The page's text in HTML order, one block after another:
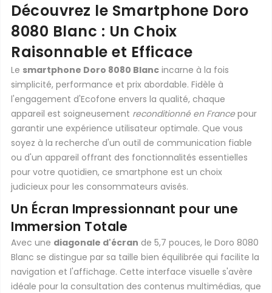
Découvrez le Smartphone Doro
8080 Blanc : Un Choix
Raisonnable et Efficace
Le smartphone Doro 8080 Blanc incarne à la fois
simplicité, performance et prix abordable. Fidèle à
l'engagement d'Ecofone envers la qualité, chaque
appareil est soigneusement reconditionné en France pour
garantir une expérience utilisateur optimale. Que vous
soyez à la recherche d'un outil de communication fiable
ou d'un appareil offrant des fonctionnalités essentielles
pour votre quotidien, ce smartphone est un choix
judicieux pour les consommateurs avisés.
Un Écran Impressionnant pour une
Immersion Totale
Avec une diagonale d'écran de 5,7 pouces, le Doro 8080
Blanc se distingue par sa taille bien équilibrée qui facilite la
navigation et l'affichage. Cette interface visuelle s'avère
idéale pour la consultation des contenus multimédias, que